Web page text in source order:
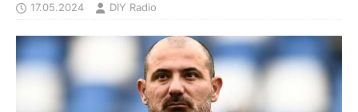
17.05.2024 DIY Radio